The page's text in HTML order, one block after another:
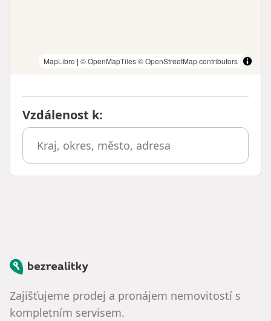
MapLibre | © OpenMapTiles© OpenStreetMap contributors
Vzdálenost k:
Bezrealitky
Zajišťujeme prodej a pronájem nemovitostí s
kompletním servisem.